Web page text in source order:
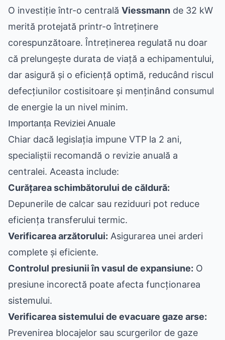
O investiție într-o centrală Viessmann de 32 kW
merită protejată printr-o întreținere
corespunzătoare. Întreținerea regulată nu doar
că prelungește durata de viață a echipamentului,
dar asigură și o eficiență optimă, reducând riscul
defecțiunilor costisitoare și menținând consumul
de energie la un nivel minim.
Importanța Reviziei Anuale
Chiar dacă legislația impune VTP la 2 ani,
specialiștii recomandă o revizie anuală a
centralei. Aceasta include:
Curățarea schimbătorului de căldură:
Depunerile de calcar sau reziduuri pot reduce
eficiența transferului termic.
Verificarea arzătorului: Asigurarea unei arderi
complete și eficiente.
Controlul presiunii în vasul de expansiune: O
presiune incorectă poate afecta funcționarea
sistemului.
Verificarea sistemului de evacuare gaze arse:
Prevenirea blocajelor sau scurgerilor de gaze